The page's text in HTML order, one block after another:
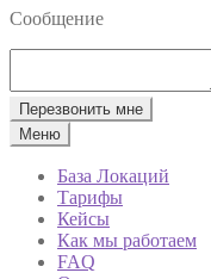
Сообщение
Перезвонить мне
Меню
База Локаций
Тарифы
Кейсы
Как мы работаем
FAQ